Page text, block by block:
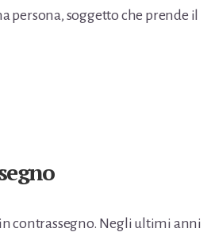
persona, soggetto che prende il
contrassegno. Negli ultimi anni